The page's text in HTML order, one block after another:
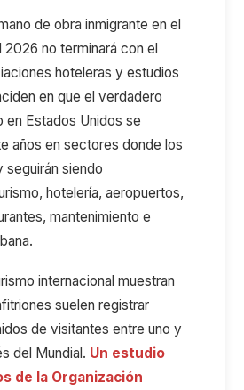
de obra inmigrante en el
2026 no terminará con el
hoteleras y estudios
en que el verdadero
en Estados Unidos se
años en sectores donde los
seguirán siendo
hotelería, aeropuertos,
mantenimiento e
internacional muestran
suelen registrar
de visitantes entre uno y
del Mundial. Un estudio
de la Organización